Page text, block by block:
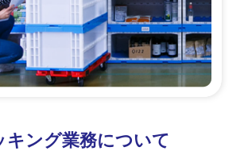
キング業務について